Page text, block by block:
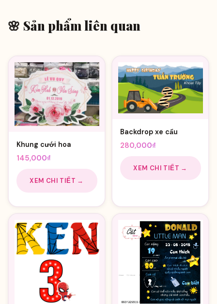
🌸 Sản phẩm liên quan
Khung cưới hoa
145,000₫
XEM CHI TIẾT →
Backdrop xe cẩu
280,000₫
XEM CHI TIẾT →